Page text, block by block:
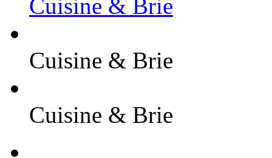
Cuisine & Brie
Cuisine & Brie
Cuisine & Brie